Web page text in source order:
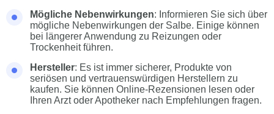
Mögliche Nebenwirkungen: Informieren Sie sich über
mögliche Nebenwirkungen der Salbe. Einige können
bei längerer Anwendung zu Reizungen oder
Trockenheit führen.
Hersteller: Es ist immer sicherer, Produkte von
seriösen und vertrauenswürdigen Herstellern zu
kaufen. Sie können Online-Rezensionen lesen oder
Ihren Arzt oder Apotheker nach Empfehlungen fragen.